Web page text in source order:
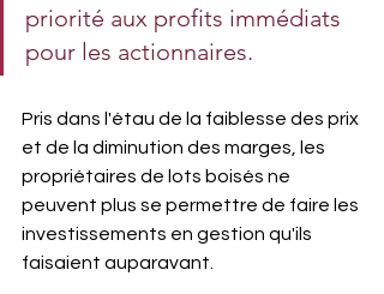
priorité aux profits immédiats
pour les actionnaires.
Pris dans l'étau de la faiblesse des prix
et de la diminution des marges, les
propriétaires de lots boisés ne
peuvent plus se permettre de faire les
investissements en gestion qu'ils
faisaient auparavant.